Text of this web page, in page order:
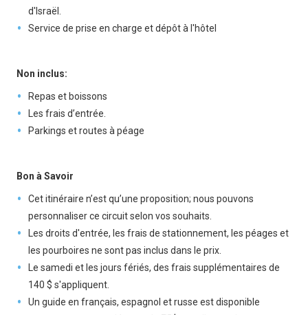
d'Israël.
Service de prise en charge et dépôt à l'hôtel
Non inclus:
Repas et boissons
Les frais d’entrée.
Parkings et routes à péage
Bon à Savoir
Cet itinéraire n’est qu’une proposition; nous pouvons
personnaliser ce circuit selon vos souhaits.
Les droits d'entrée, les frais de stationnement, les péages et
les pourboires ne sont pas inclus dans le prix.
Le samedi et les jours fériés, des frais supplémentaires de
140 $ s'appliquent.
Un guide en français, espagnol et russe est disponible